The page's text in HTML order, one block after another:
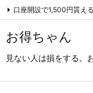
お得ちゃん
見ない人は損をする。
口座開設で1,500円貰える
アーカイブ（旧サイト）